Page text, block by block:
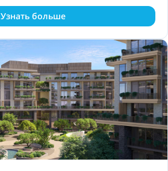
Узнать больше